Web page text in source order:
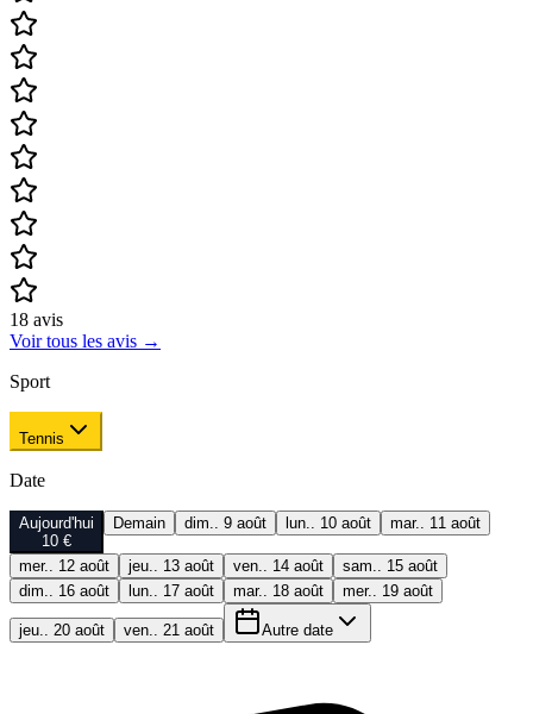
18 avis
Voir tous les avis →
Sport
Tennis
Date
Aujourd'hui
10 €
Demain dim.. 9 août lun.. 10 août mar.. 11 août
mer.. 12 août jeu.. 13 août ven.. 14 août
sam.. 15 août
dim.. 16 août
lun.. 17 août mar.. 18 août mer.. 19 août
jeu.. 20 août ven.. 21 août Autre date